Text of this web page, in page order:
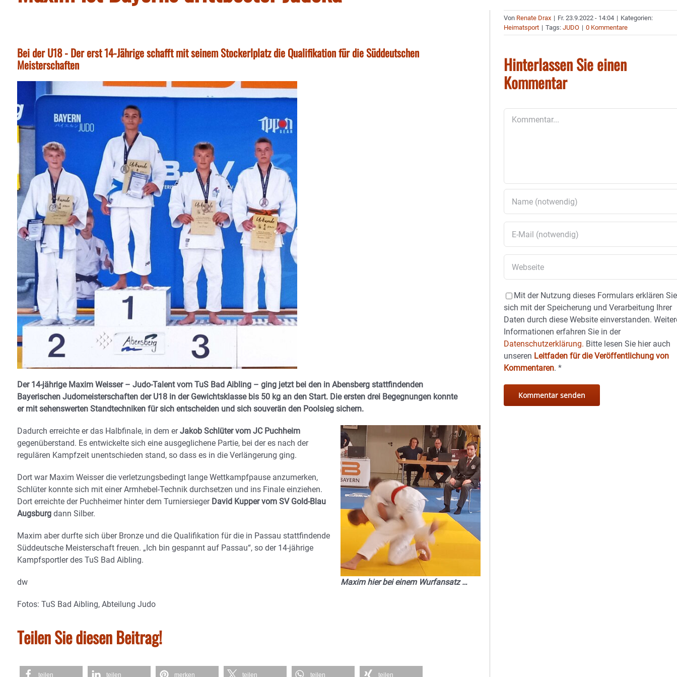
Bei der U18 - Der erst 14-Jährige schafft mit seinem Stockerlplatz die Qualifikation für die Süddeutschen
Meisterschaften
Der 14-jährige Maxim Weisser – Judo-Talent vom TuS Bad Aibling – ging jetzt bei den in Abensberg stattfindenden
Bayerischen Judomeisterschaften der U18 in der Gewichtsklasse bis 50 kg an den Start. Die ersten drei Begegnungen konnte
er mit sehenswerten Standtechniken für sich entscheiden und sich souverän den Poolsieg sichern.
Maxim hier bei einem Wurfansatz …
Dadurch erreichte er das Halbfinale, in dem erJakob Schlüter vom JC Puchheim
gegenüberstand. Es entwickelte sich eine ausgeglichene Partie, bei der es nach der
regulären Kampfzeit unentschieden stand, so dass es in die Verlängerung ging.
Dort war Maxim Weisser die verletzungsbedingt lange Wettkampfpause anzumerken,
Schlüter konnte sich mit einer Armhebel-Technik durchsetzen und ins Finale einziehen.
Dort erreichte der Puchheimer hinter dem Turniersieger David Kupper vom SV Gold-Blau
Augsburg dann Silber.
Maxim aber durfte sich über Bronze und die Qualifikation für die in Passau stattfindende
Süddeutsche Meisterschaft freuen. „Ich bin gespannt auf Passau“, so der 14-jährige
Kampfsportler des TuS Bad Aibling.
dw
Fotos: TuS Bad Aibling, Abteilung Judo
Teilen Sie diesen Beitrag!
teilen teilen merken teilen teilen teilen
Von Renate Drax | Fr. 23.9.2022 - 14:04 | Kategorien:
Heimatsport | Tags:JUDO | 0 Kommentare
Hinterlassen Sie einen
Kommentar
Mit der Nutzung dieses Formulars erklären Sie
sich mit der Speicherung und Verarbeitung Ihrer
Daten durch diese Website einverstanden.
Informationen erfahren Sie in der
Datenschutzerklärung. Bitte lesen Sie hier auch
unseren Leitfaden für die Veröffentlichung von
Kommentaren.*